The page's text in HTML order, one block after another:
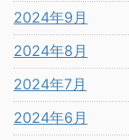
2024年9月
2024年8月
2024年7月
2024年6月